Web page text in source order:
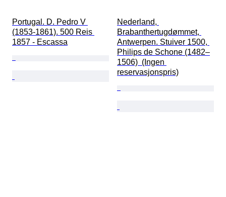
Portugal. D. Pedro V
(1853-1861). 500 Reis
1857 - Escassa
Nederland,
Brabanthertugdømmet,
Antwerpen. Stuiver 1500,
Philips de Schone (1482–
1506)  (Ingen
reservasjonspris)